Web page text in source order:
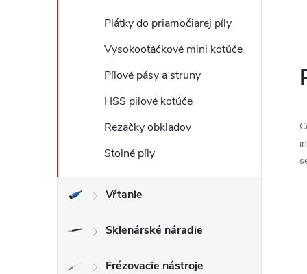
Plátky do priamočiarej píly
Vysokootáčkové mini kotúče
Pílové pásy a struny
HSS pilové kotúče
Rezačky obkladov
Stolné píly
Vŕtanie
Sklenárské náradie
Frézovacie nástroje